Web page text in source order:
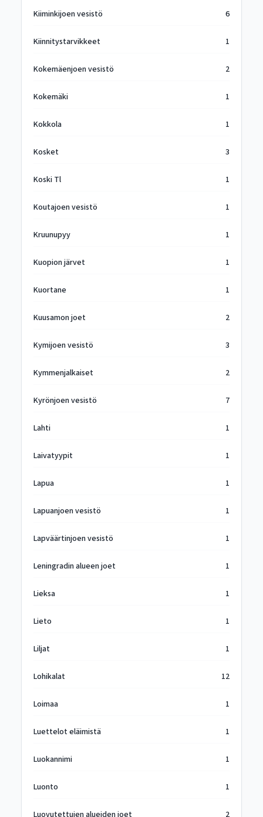
Kiiminkijoen vesistö 6
Kiinnitystarvikkeet 1
Kokemäenjoen vesistö 2
Kokemäki 1
Kokkola 1
Kosket 3
Koski Tl 1
Koutajoen vesistö 1
Kruunupyy 1
Kuopion järvet 1
Kuortane 1
Kuusamon joet 2
Kymijoen vesistö 3
Kymmenjalkaiset 2
Kyrönjoen vesistö 7
Lahti 1
Laivatyypit 1
Lapua 1
Lapuanjoen vesistö 1
Lapväärtinjoen vesistö 1
Leningradin alueen joet 1
Lieksa 1
Lieto 1
Liljat 1
Lohikalat 12
Loimaa 1
Luettelot eläimistä 1
Luokannimi 1
Luonto 1
Luovutettujen alueiden joet 2